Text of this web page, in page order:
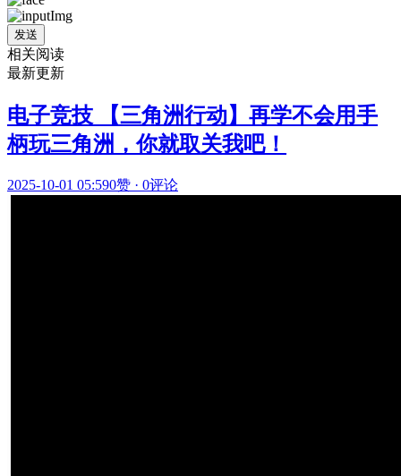
发送
相关阅读
最新更新
电子竞技 【三角洲行动】再学不会用手
柄玩三角洲，你就取关我吧！
2025-10-01 05:590赞 · 0评论